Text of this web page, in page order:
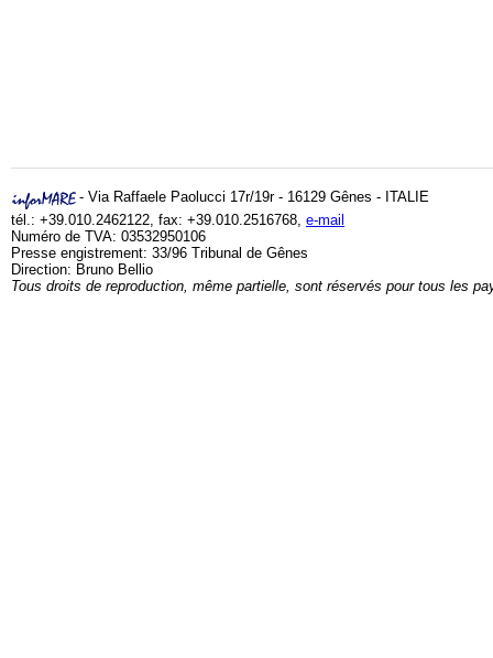
- Via Raffaele Paolucci 17r/19r - 16129 Gênes - ITALIE
tél.: +39.010.2462122, fax: +39.010.2516768, e-mail
Numéro de TVA: 03532950106
Presse engistrement: 33/96 Tribunal de Gênes
Direction: Bruno Bellio
Tous droits de reproduction, même partielle, sont réservés pour tous les